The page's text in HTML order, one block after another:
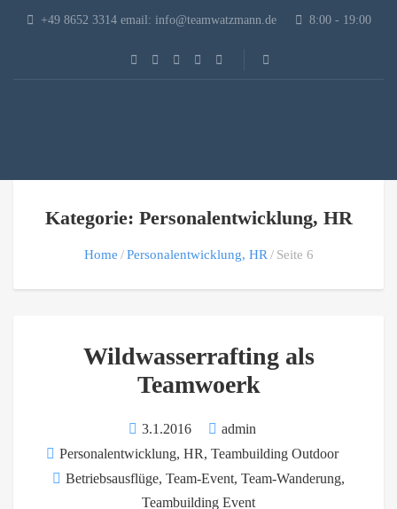
+49 8652 3314 email: info@teamwatzmann.de 8:00 - 19:00
Kategorie: Personalentwicklung, HR
Home Personalentwicklung, HR Seite 6
Wildwasserrafting als
Teamwoerk
3.1.2016
admin
Personalentwicklung, HR, Teambuilding Outdoor
Betriebsausflüge, Team-Event, Team-Wanderung,
Teambuilding Event